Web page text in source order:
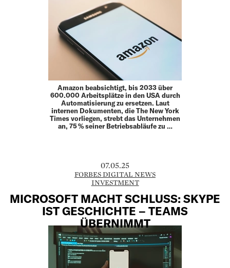
Amazon beabsichtigt, bis 2033 über
600.000 Arbeitsplätze in den USA durch
Automatisierung zu ersetzen. Laut
internen Dokumenten, die The New York
Times vorliegen, strebt das Unternehmen
an, 75 % seiner Betriebsabläufe zu …
07.05.25
FORBES DIGITAL NEWS
INVESTMENT
MICROSOFT MACHT SCHLUSS: SKYPE
IST GESCHICHTE – TEAMS
ÜBERNIMMT